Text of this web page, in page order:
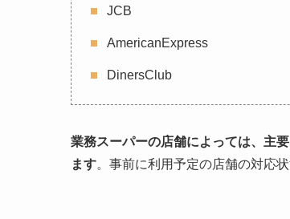
JCB
AmericanExpress
DinersClub
業務スーパーの店舗によっては、主
ます。事前に利用予定の店舗の対応